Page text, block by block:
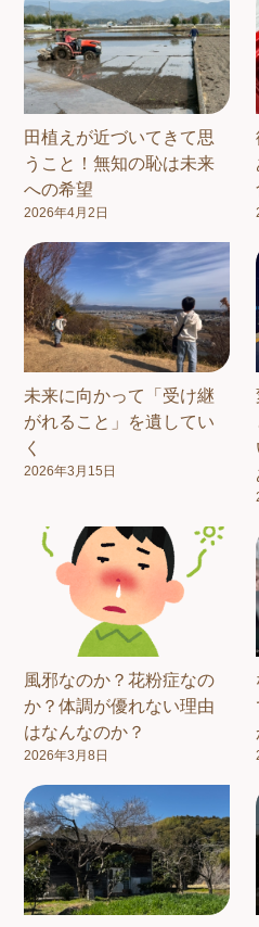
田植えが近づいてきて思
うこと！無知の恥は未来
への希望
2026年4月2日
未来に向かって「受け継
がれること」を遺してい
く
2026年3月15日
風邪なのか？花粉症なの
か？体調が優れない理由
はなんなのか？
2026年3月8日